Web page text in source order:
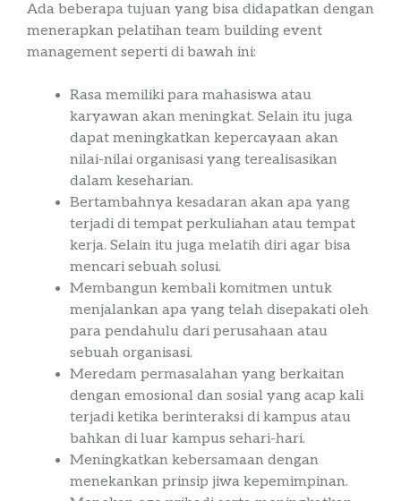
Ada beberapa tujuan yang bisa didapatkan dengan
menerapkan pelatihan team building event
management seperti di bawah ini:
Rasa memiliki para mahasiswa atau
karyawan akan meningkat. Selain itu juga
dapat meningkatkan kepercayaan akan
nilai-nilai organisasi yang terealisasikan
dalam keseharian.
Bertambahnya kesadaran akan apa yang
terjadi di tempat perkuliahan atau tempat
kerja. Selain itu juga melatih diri agar bisa
mencari sebuah solusi.
Membangun kembali komitmen untuk
menjalankan apa yang telah disepakati oleh
para pendahulu dari perusahaan atau
sebuah organisasi.
Meredam permasalahan yang berkaitan
dengan emosional dan sosial yang acap kali
terjadi ketika berinteraksi di kampus atau
bahkan di luar kampus sehari-hari.
Meningkatkan kebersamaan dengan
menekankan prinsip jiwa kepemimpinan.